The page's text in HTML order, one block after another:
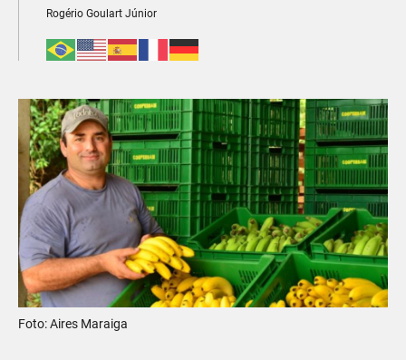
Rogério Goulart Júnior
Foto: Aires Maraiga